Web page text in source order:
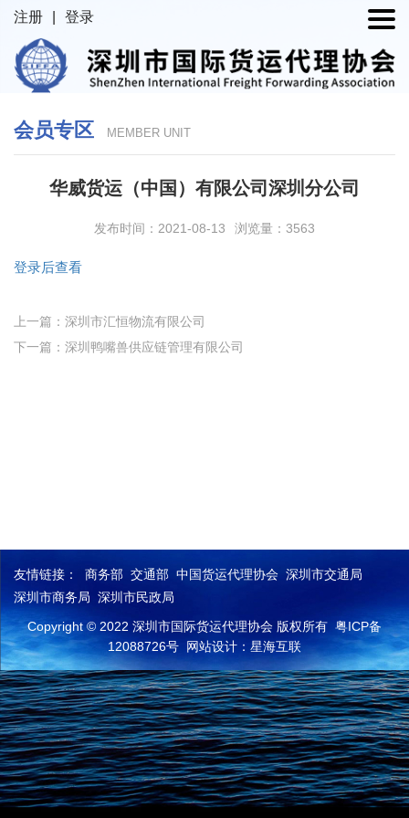
注册 登录
会员专区 MEMBER UNIT
华威货运（中国）有限公司深圳分公司
发布时间：2021-08-13 浏览量：3563
登录后查看
上一篇：深圳市汇恒物流有限公司
下一篇：深圳鸭嘴兽供应链管理有限公司
友情链接： 商务部 交通部 中国货运代理协会 深圳市交通局
深圳市商务局 深圳市民政局
Copyright © 2022 深圳市国际货运代理协会 版权所有 粤ICP备
12088726号 网站设计：星海互联